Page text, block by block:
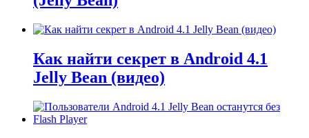
Как найти секрет в Android 4.1
Jelly Bean (видео)